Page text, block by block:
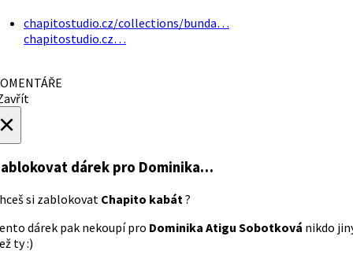
chapitostudio.cz/collections/bunda…
chapitostudio.cz…
dárek pro Dominika…
si zablokovat Chapito kabát ?
dárek pak nekoupí pro Dominika Atigu Sobotková nikdo
ty :)